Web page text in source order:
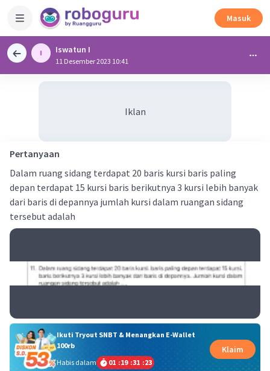
Masuk
Iswatun I
11 Desember 2023 10:41
Iklan
Pertanyaan
Dalam ruang sidang terdapat 20 baris kursi baris paling
depan terdapat 15 kursi baris berikutnya 3 kursi lebih banyak
dari baris di depannya jumlah kursi dalam ruangan sidang
tersebut adalah
Ikuti Tryout SNBT & Menangkan E-Wallet
100rb
Habis dalam
01 :19 :31 :22
Klaim